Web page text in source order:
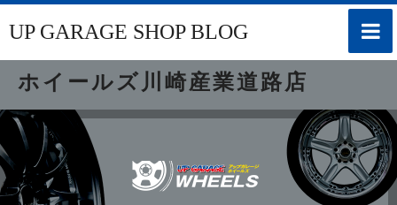
toggle
UP GARAGE SHOP BLOG
ホイールズ川崎産業道路店